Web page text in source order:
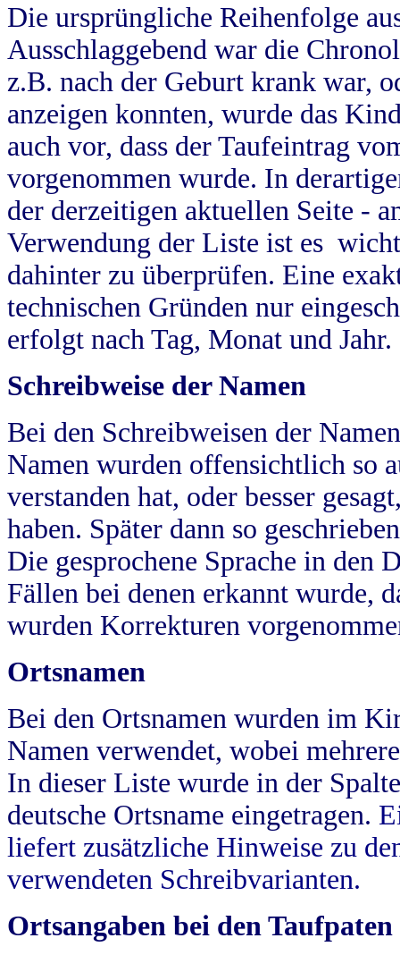
Die ursprüngliche Reihenfolge
Ausschlaggebend war die
z.B. nach der Geburt krank war,
anzeigen konnten, wurde das
auch vor, dass der Taufeintrag
vorgenommen wurde. In
der derzeitigen aktuellen Seite -
Verwendung der Liste ist es
dahinter zu überprüfen. Eine
technischen Gründen nur
erfolgt nach Tag, Monat und Jahr.
Schreibweise der Namen
Bei den Schreibweisen der
Namen wurden offensichtlich so
verstanden hat, oder besser
haben. Später dann so
Die gesprochene Sprache in
Fällen bei denen erkannt wurde,
wurden Korrekturen
Ortsnamen
Bei den Ortsnamen wurden im
Namen verwendet, wobei
In dieser Liste wurde in der
deutsche Ortsname eingetragen.
liefert zusätzliche Hinweise zu
verwendeten Schreibvarianten.
Ortsangaben bei den Taufpaten